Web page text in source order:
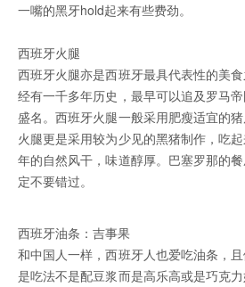
一嘴的黑牙hold起来有些费劲。
西班牙火腿
西班牙火腿亦是西班牙最具代表性的美
经有一千多年历史，最早可以追及罗马
盛名。西班牙火腿一般采用肥瘦适宜的
火腿更是采用较为少见的黑猪制作，吃
年的自然风干，味道醇厚。巴塞罗那的
定不要错过。
西班牙油条：吉事果
和中国人一样，西班牙人也爱吃油条，
是吃法不是配豆浆而是高乐高或是巧克